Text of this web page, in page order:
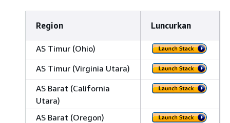
Region Luncurkan
AS Timur (Ohio)
AS Timur (Virginia Utara)
AS Barat (California
Utara)
AS Barat (Oregon)